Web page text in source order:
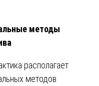
методы
располагает
методов